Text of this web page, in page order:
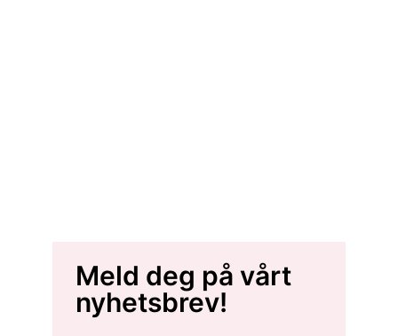
Meld deg på vårt
nyhetsbrev!